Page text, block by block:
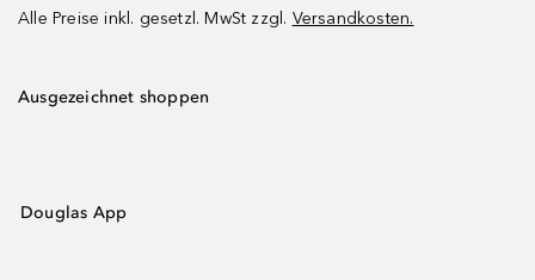
Alle Preise inkl. gesetzl. MwSt zzgl. Versandkosten.
Ausgezeichnet shoppen
Douglas App